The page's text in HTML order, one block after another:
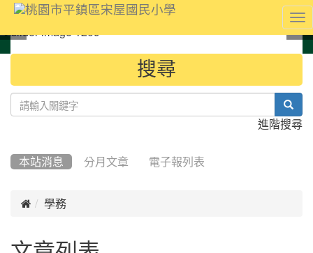
::: 搜尋
進階搜尋
本站消息 分月文章 電子報列表
 學務